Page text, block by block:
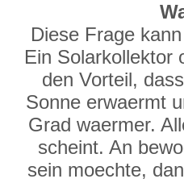
Diese Frage
Ein Solarkollektor
den Vorteil,
Sonne erwaermt
Grad waermer.
scheint. An
sein moechte,